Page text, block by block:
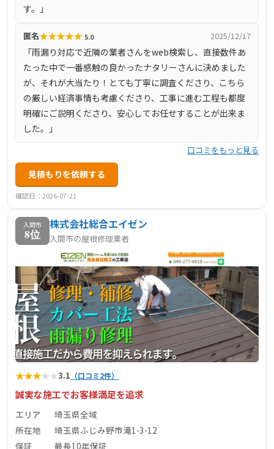
す。」
匿名★★★★★ 5.0 2025/12/17
「雨漏り対応で近隣の業者さんをweb検索し、直接数件あ
たった中で一番感触の良かったナタリーさんに決めました
が、それが大当たり！とても丁寧に調査くださり、こちら
の厳しい経済事情も考慮くださり、工事に進む工程も都度
明確にご説明くださり、安心してお任せすることが出来ま
した。」
口コミをもっと見る
見積もりを依頼する
確認日：2026-07-21
入間市
8位
株式会社総合エイゼン
入間市の屋根修理業者
★★★★★3.1 （口コミ2件）
誠実な施工でお客様満足を追求
エリア
埼玉県全域
所在地
埼玉県ふじみ野市滝1-3-12
保証
最長10年保証